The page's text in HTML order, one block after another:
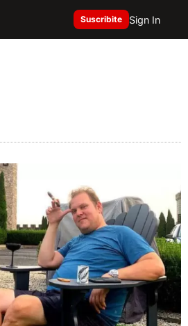
Suscribite Sign In